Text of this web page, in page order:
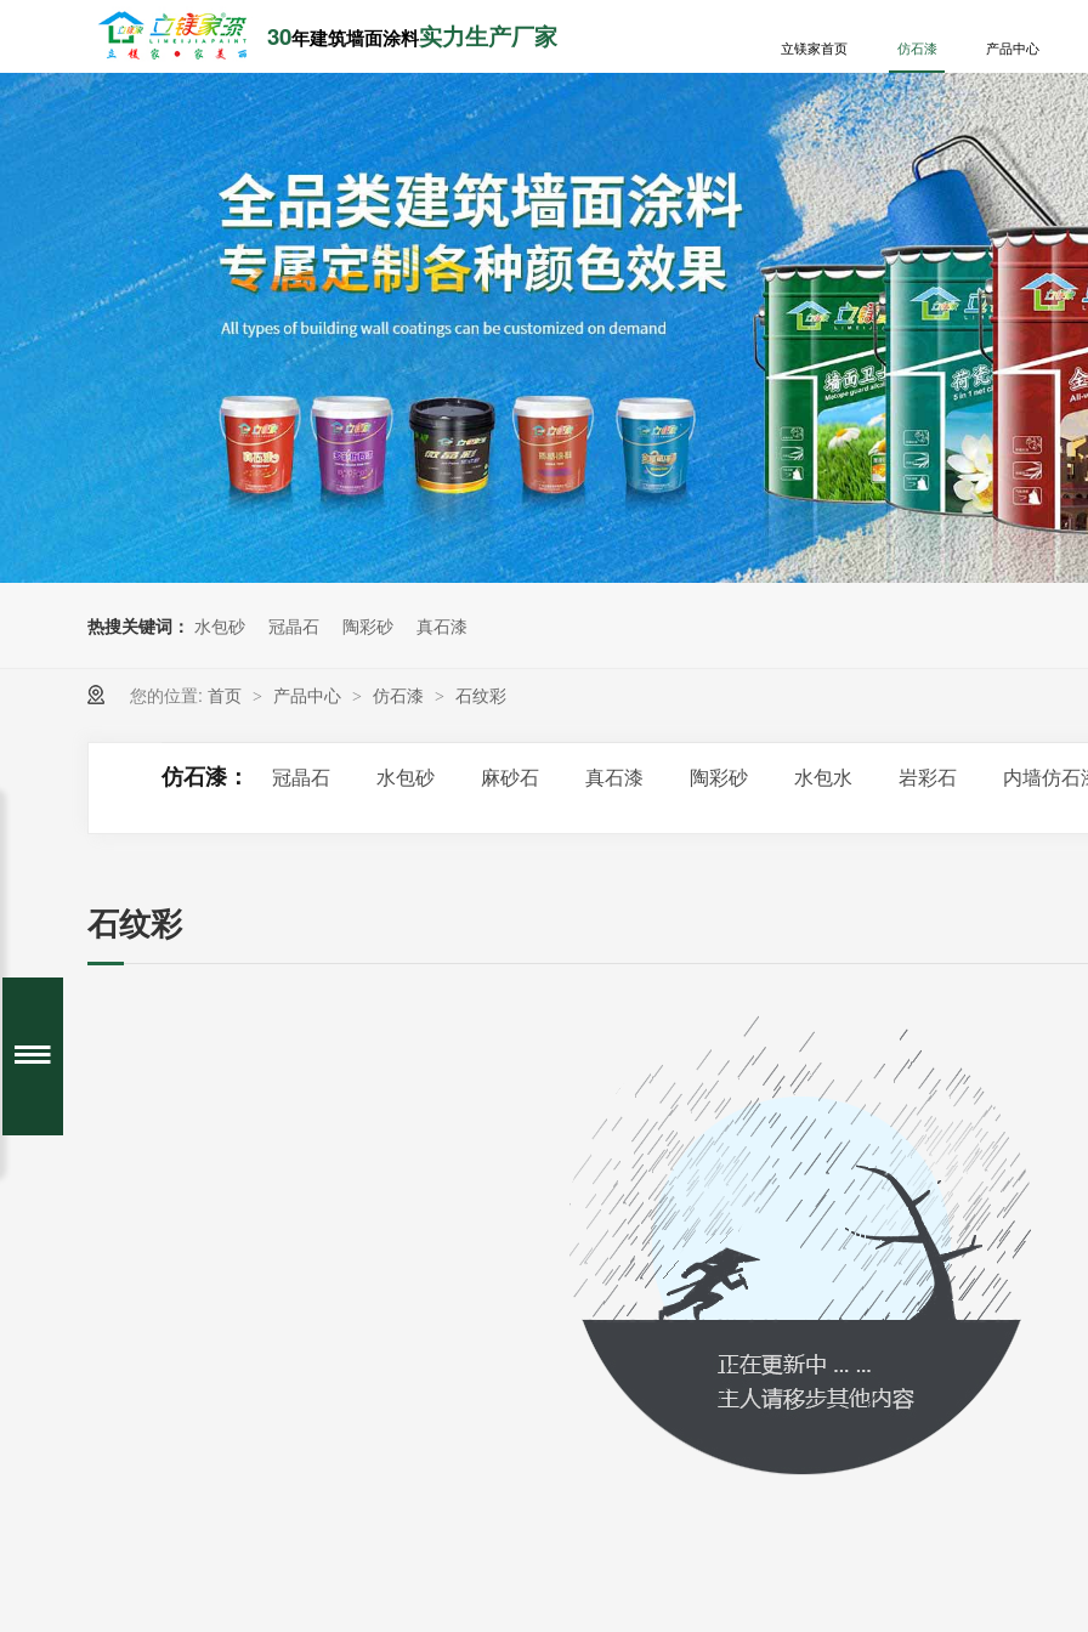
30年建筑墙面涂料实力生产厂家 立镁家首页 仿石漆 产品中心
热搜关键词： 水包砂 冠晶石 陶彩砂 真石漆
您的位置: 首页 > 产品中心 > 仿石漆 > 石纹彩
仿石漆： 冠晶石 水包砂 麻砂石 真石漆 陶彩砂 水包水 岩彩石 内墙仿石
石纹彩